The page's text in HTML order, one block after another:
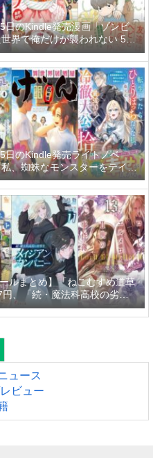
日のKindle発売漫画「ゾンビ
界で俺だけが襲われない 5
活から始めるスローライフ
1巻」「佐橋くんのあやかし日
日のKindle発売ライトノベ
、蜘蛛なモンスターをテイム
パイダーシルクで裁縫を頑張
」「異世界居酒屋「げん」三
生したらひとりぼっちだった
の冷徹大公に拾われる～不愛想
のもとで、稀代の才能が花開
など
ルまとめ】「ねこむすめ道草
、「続・魔法科高校の劣等
ン・カンパニー」99円～
ード・エルメロイＩＩ世の
ュース
ビュー